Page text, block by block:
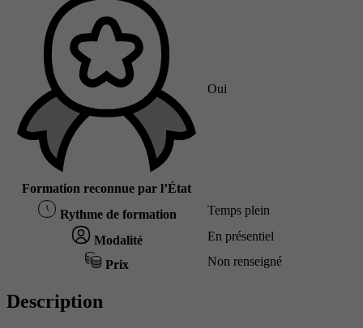
Formation reconnue par l’État
Oui
Rythme de formation Temps plein
Modalité En présentiel
Prix Non renseigné
Description